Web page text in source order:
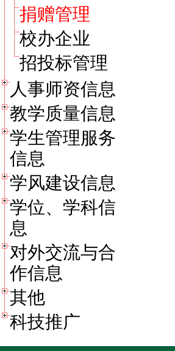
捐赠管理
校办企业
招投标管理
人事师资信息
教学质量信息
学生管理服务
信息
学风建设信息
学位、学科信
息
对外交流与合
作信息
其他
科技推广